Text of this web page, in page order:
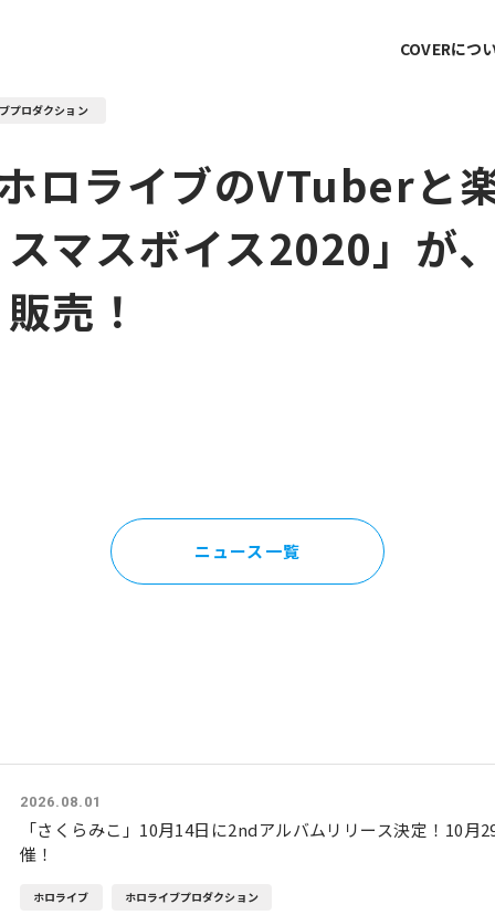
COVERにつ
ロライブのVTuberと
マスボイス2020」が
売！
プロダクション
ニュース一覧
2026.08.01
「さくらみこ」10月14日に2ndアルバムリリース決定！10月
催！
ホロライブ ホロライブプロダクション